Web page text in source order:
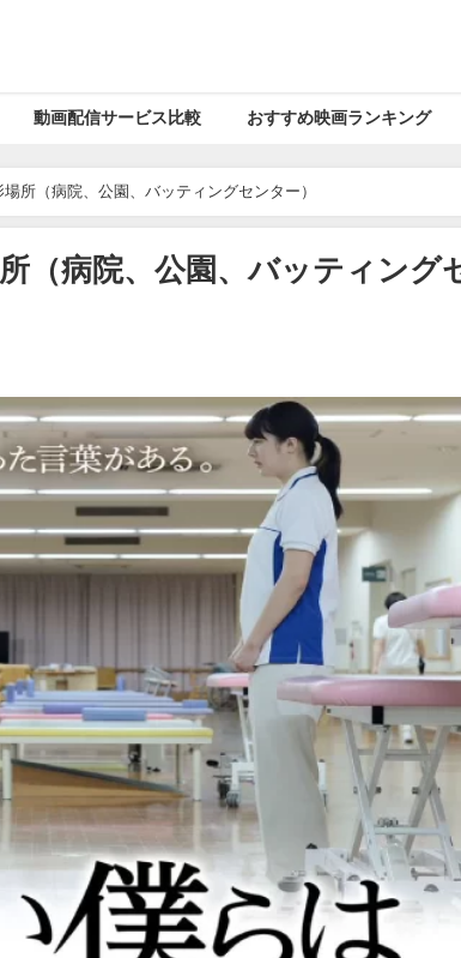
動画配信サービス比較 おすすめ映画ランキング
所（病院、公園、バッティングセンター）
（病院、公園、バッティング